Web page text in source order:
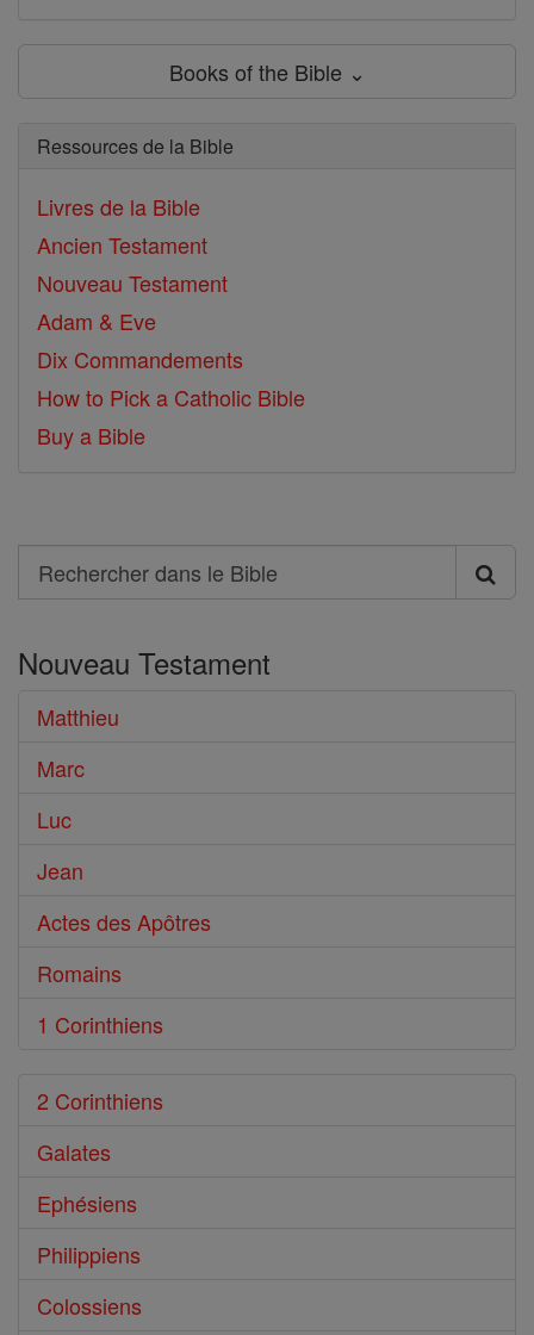
Books of the Bible ⌄
Ressources de la Bible
Livres de la Bible
Ancien Testament
Nouveau Testament
Adam & Eve
Dix Commandements
How to Pick a Catholic Bible
Buy a Bible
Search
Rechercher
le
Bible
Nouveau Testament
Matthieu
Marc
Luc
Jean
Actes des Apôtres
Romains
1 Corinthiens
2 Corinthiens
Galates
Ephésiens
Philippiens
Colossiens